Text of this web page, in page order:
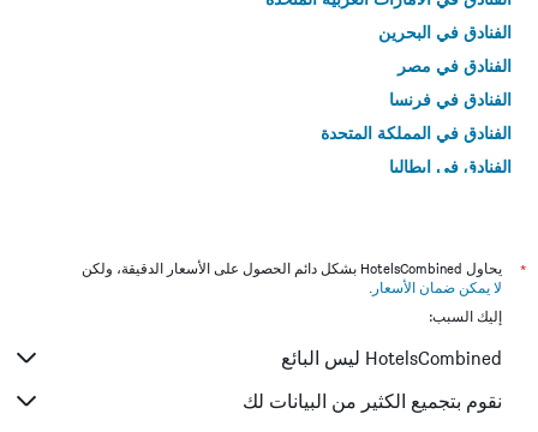
الفنادق في البحرين
الفنادق في مصر
الفنادق في فرنسا
الفنادق في المملكة المتحدة
الفنادق في إيطاليا
*
يحاول HotelsCombined بشكل دائم الحصول على الأسعار الدقيقة، ولكن
لا يمكن ضمان الأسعار .
إليك السبب:
HotelsCombined ليس البائع
نقوم بتجميع الكثير من البيانات لك